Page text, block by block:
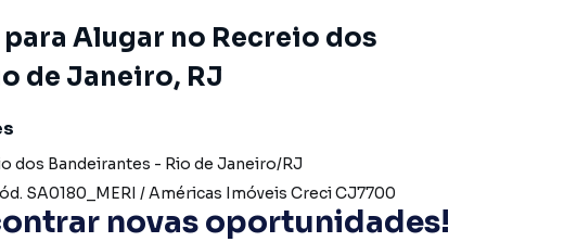
novas oportunidades!
Alugar no Recreio dos
de Janeiro, RJ
dos Bandeirantes - Rio de Janeiro/RJ
SA0180_MERI /Américas Imóveis CreciCJ7700